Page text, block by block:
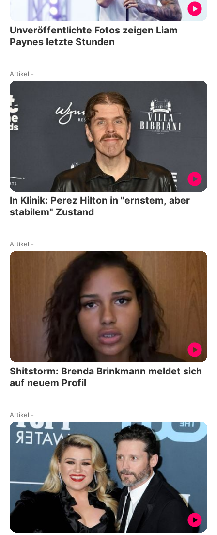
Unveröffentlichte Fotos zeigen Liam
Paynes letzte Stunden
Artikel -
In Klinik: Perez Hilton in "ernstem, aber
stabilem" Zustand
Artikel -
Shitstorm: Brenda Brinkmann meldet sich
auf neuem Profil
Artikel -